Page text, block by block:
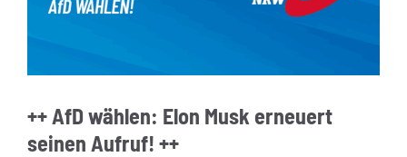
++ AfD wählen: Elon Musk erneuert
seinen Aufruf! ++